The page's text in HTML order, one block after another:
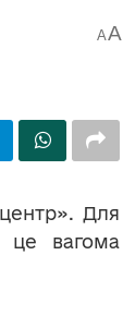
AA
Для
це вагома